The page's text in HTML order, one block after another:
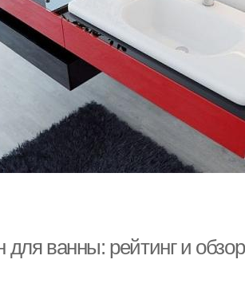
ванны: рейтинг и обзор